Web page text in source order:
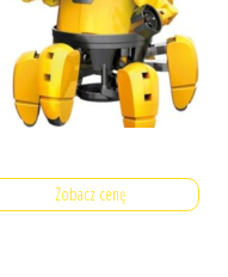
Zobacz cenę